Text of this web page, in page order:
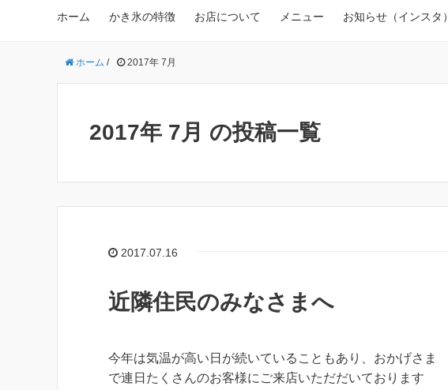
ホーム かき氷の特徴 お店について メニュー お知らせ（インスタ）
ホーム / 2017年 7月
2017年 7月 の投稿一覧
2017.07.16
近隣住民のみなさまへ
今年は気温が高い日が続いていることもあり、おかげさま
で連日たくさんのお客様にご来店いただだいております